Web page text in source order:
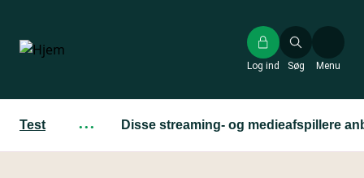
hovedindhold
Søg
Log ind Menu
Test ··· Disse streaming- og medieafspillere